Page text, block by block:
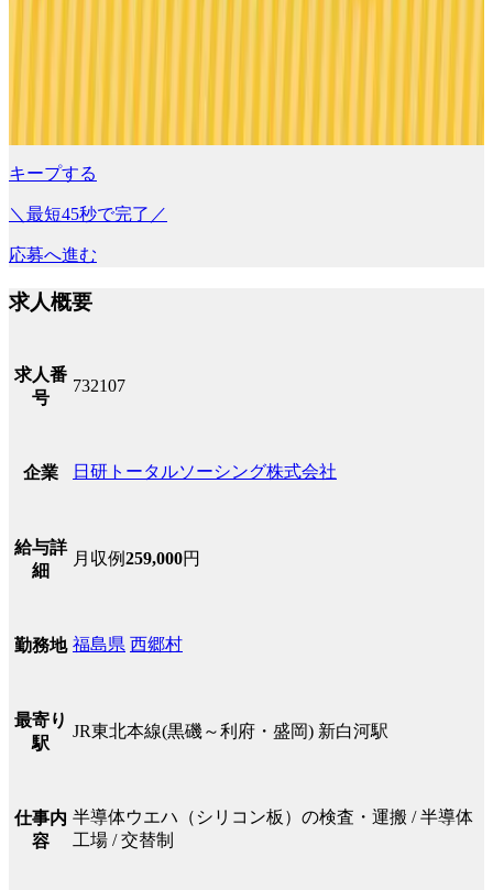
キープする
＼最短45秒で完了／
応募へ進む
求人概要
求人番
号
732107
企業 日研トータルソーシング株式会社
給与詳
細
月収例259,000円
勤務地 福島県 西郷村
最寄り
駅
JR東北本線(黒磯～利府・盛岡) 新白河駅
仕事内
容
半導体ウエハ（シリコン板）の検査・運搬 / 半導体
工場 / 交替制